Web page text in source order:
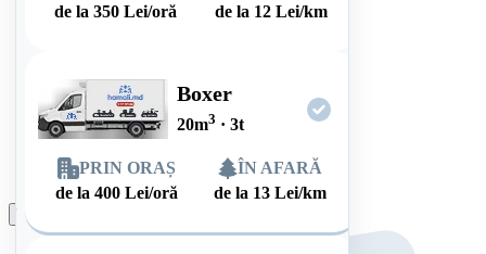
de la 350 Lei/oră
de la 12 Lei/km
Boxer
20m3 · 3t
PRIN ORAȘ
de la400 Lei/oră
ÎN AFARĂ
de la 13 Lei/km
Plasează comanda